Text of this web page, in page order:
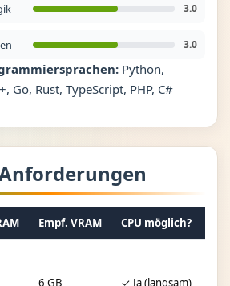
3.0
3.0
Python,
Go, Rust, TypeScript, PHP, C#
Empf. VRAM CPU möglich?
6 GB ✓ Ja (langsam)